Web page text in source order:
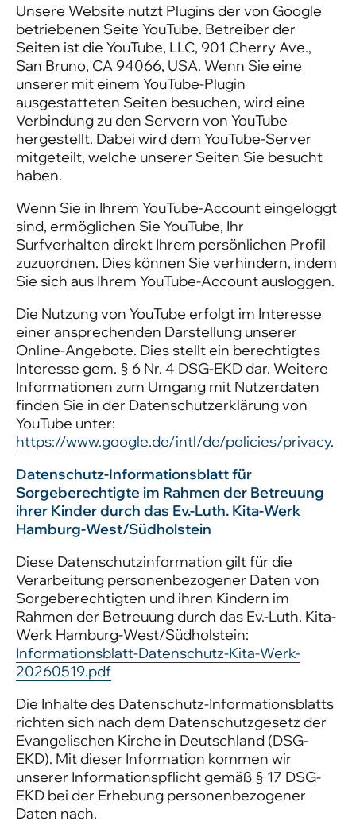
Unsere Website nutzt Plugins der von Google
betriebenen Seite YouTube. Betreiber der
Seiten ist die YouTube, LLC, 901 Cherry Ave.,
San Bruno, CA 94066, USA. Wenn Sie eine
unserer mit einem YouTube-Plugin
ausgestatteten Seiten besuchen, wird eine
Verbindung zu den Servern von YouTube
hergestellt. Dabei wird dem YouTube-Server
mitgeteilt, welche unserer Seiten Sie besucht
haben.
Wenn Sie in Ihrem YouTube-Account eingeloggt
sind, ermöglichen Sie YouTube, Ihr
Surfverhalten direkt Ihrem persönlichen Profil
zuzuordnen. Dies können Sie verhindern, indem
Sie sich aus Ihrem YouTube-Account ausloggen.
Die Nutzung von YouTube erfolgt im Interesse
einer ansprechenden Darstellung unserer
Online-Angebote. Dies stellt ein berechtigtes
Interesse gem. § 6 Nr. 4 DSG-EKD dar. Weitere
Informationen zum Umgang mit Nutzerdaten
finden Sie in der Datenschutzerklärung von
YouTube unter:
https://www.google.de/intl/de/policies/privacy.
Datenschutz-Informationsblatt für
Sorgeberechtigte im Rahmen der Betreuung
ihrer Kinder durch das Ev.-Luth. Kita-Werk
Hamburg-West/Südholstein
Diese Datenschutzinformation gilt für die
Verarbeitung personenbezogener Daten von
Sorgeberechtigten und ihren Kindern im
Rahmen der Betreuung durch das Ev.-Luth. Kita-
Werk Hamburg-West/Südholstein:
Informationsblatt-Datenschutz-Kita-Werk-
20260519.pdf
Die Inhalte des Datenschutz-Informationsblatts
richten sich nach dem Datenschutzgesetz der
Evangelischen Kirche in Deutschland (DSG-
EKD). Mit dieser Information kommen wir
unserer Informationspflicht gemäß § 17 DSG-
EKD bei der Erhebung personenbezogener
Daten nach.